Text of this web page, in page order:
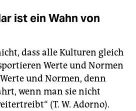
ist ein Wahn von
dass alle Kulturen gleich
Werte und Normen
und Normen, denn
wenn man sie nicht
(T. W. Adorno).